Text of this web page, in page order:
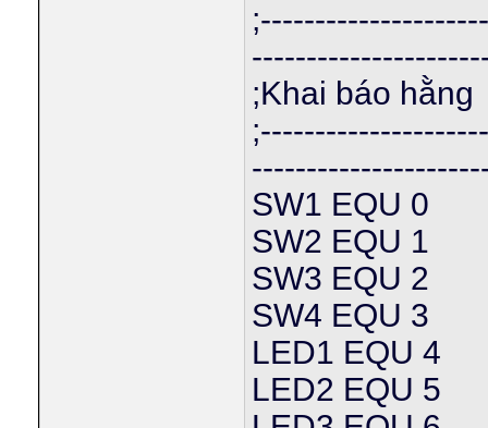
;Khai báo hằng
SW1 EQU 0
SW2 EQU 1
SW3 EQU 2
SW4 EQU 3
LED1 EQU 4
LED2 EQU 5